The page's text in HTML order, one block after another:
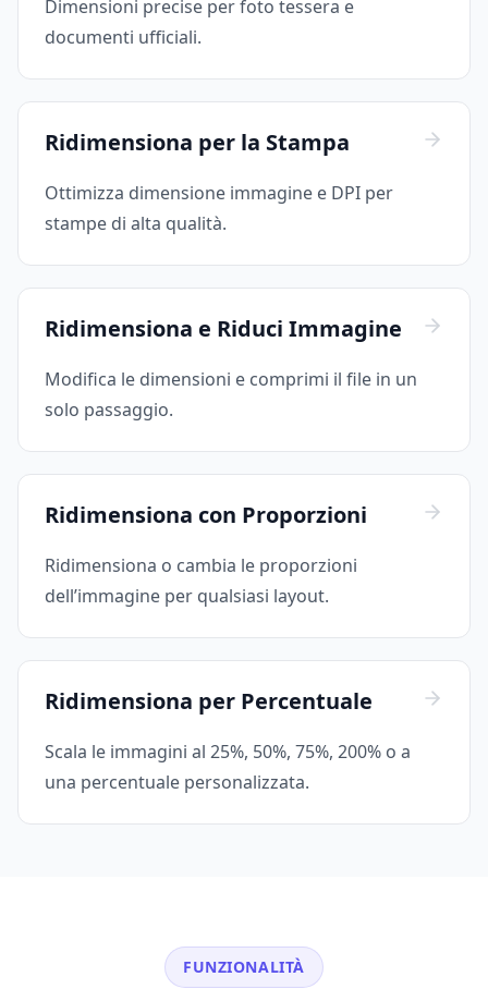
Dimensioni precise per foto tessera e
documenti ufficiali.
Ridimensiona per la Stampa
Ottimizza dimensione immagine e DPI per
stampe di alta qualità.
Ridimensiona e Riduci Immagine
Modifica le dimensioni e comprimi il file in un
solo passaggio.
Ridimensiona con Proporzioni
Ridimensiona o cambia le proporzioni
dell’immagine per qualsiasi layout.
Ridimensiona per Percentuale
Scala le immagini al 25%, 50%, 75%, 200% o a
una percentuale personalizzata.
FUNZIONALITÀ